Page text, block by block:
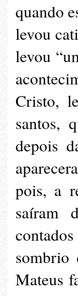
quando
levou
levou
Cristo,
santos,
depois
pois, a
saíram
Mateus